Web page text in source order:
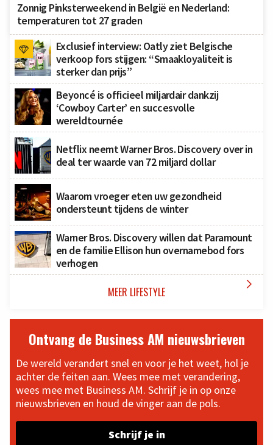
Zonnig Pinksterweekend in België en Nederland:
temperaturen tot 27 graden
Exclusief interview: Oatly ziet Belgische
verkoop fors stijgen: “Smaakloyaliteit is
sterker dan prijs”
Beyoncé is officieel miljardair dankzij
‘Cowboy Carter’ en succesvolle
wereldtournée
Netflix neemt Warner Bros. Discovery over in
deal ter waarde van 72 miljard dollar
Waarom vroeger eten uw gezondheid
ondersteunt tijdens de winter
Warner Bros. Discovery willen dat Paramount
en de familie Ellison hun overnamebod fors
verhogen
MEER LIFESTYLE 
Ontvang de Business AM nieuwsbrieven
De wereld verandert snel en voor je het weet, hol je
achter de feiten aan. Wees mee met verandering,
wees mee met Business AM. Schrijf je in op onze
nieuwsbrieven en houd de vinger aan de pols.
Schrijf je in